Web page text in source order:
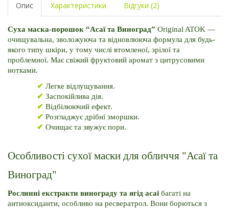
Опис Характеристики Відгуки (2)
Суха маска-порошок “Асаї та Виноград” Original ATOK —
очищувальна, зволожуюча та відновлююча формула для будь-
якого типу шкіри, у тому числі втомленої, зрілої та
проблемної. Має свіжий фруктовий аромат з цитрусовими
нотками.
✔ Легке відлущування.
✔ Заспокійлива дія.
✔ Відбілюючий ефект.
✔ Розгладжує дрібні зморшки.
✔ Очищає та звужує пори.
Особливості сухої маски для обличчя "Асаї та
Виноград"
Рослинні екстракти винограду та ягід асаї багаті на
антиоксиданти, особливо на ресвератрол. Вони борються з